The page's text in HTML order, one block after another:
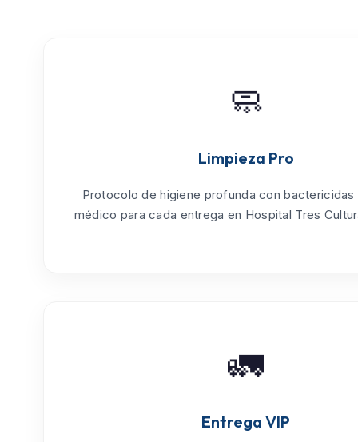
🧼
Limpieza Pro
Protocolo dehigiene profunda con bactericidas
médico para cada entrega en Hospital Tres
🚛
Entrega VIP